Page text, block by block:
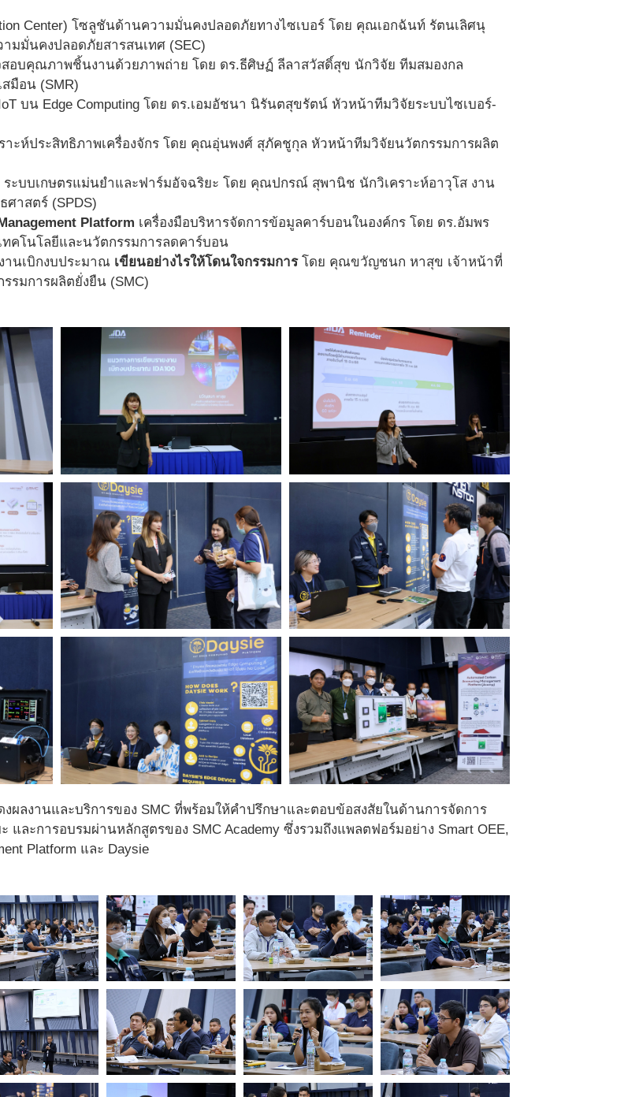
Center) โซลูชันด้านความมั่นคงปลอดภัยทางไซเบอร์ โดย คุณเอกฉันท์ รัตนเลิศนุ
มมั่นคงปลอดภัยสารสนเทศ (SEC)
สอบคุณภาพชิ้นงานด้วยภาพถ่าย โดย ดร.ธีศิษฏ์ ลีลาสวัสดิ์สุข นักวิจัย ทีมสมองกล
มือน (SMR)
บน Edge Computing โดย ดร.เอมอัชนา นิรันตสุขรัตน์ หัวหน้าทีมวิจัยระบบไซเบอร์-
าะห์ประสิทธิภาพเครื่องจักร โดย คุณอุ่นพงศ์ สุภัคชูกุล หัวหน้าทีมวิจัยนวัตกรรมการผลิต
ระบบเกษตรแม่นยำและฟาร์มอัจฉริยะ โดย คุณปกรณ์ สุพานิช นักวิเคราะห์อาวุโส งาน
าสตร์ (SPDS)
Platform เครื่องมือบริหารจัดการข้อมูลคาร์บอนในองค์กร โดย ดร.อัมพร
คโนโลยีและนวัตกรรมการลดคาร์บอน
านเบิกงบประมาณ เขียนอย่างไรให้โดนใจกรรมการโดย คุณขวัญชนก หาสุข เจ้าหน้าที่
มการผลิตยั่งยืน (SMC)
ผลงานและบริการของ SMC ที่พร้อมให้คำปรึกษาและตอบข้อสงสัยในด้านการจัดการ
และการอบรมผ่านหลักสูตรของ SMC Academy ซึ่งรวมถึงแพลตฟอร์มอย่าง Smart OEE,
Platform และ Daysie